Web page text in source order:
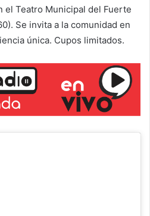
el Teatro Municipal del Fuerte
Se invita a la comunidad en
única. Cupos limitados.